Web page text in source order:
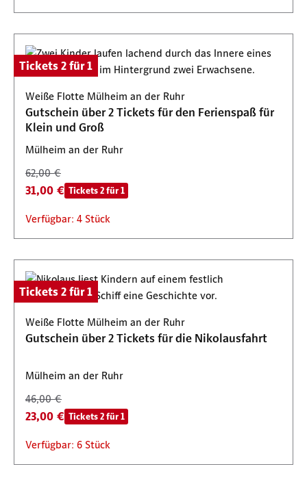
Tickets 2 für 1
Weiße Flotte Mülheim an der Ruhr
Gutschein über 2 Tickets für den Ferienspaß für
Klein und Groß
Mülheim an der Ruhr
62,00 €
31,00 € Tickets 2 für 1
Verfügbar: 4 Stück
Tickets 2 für 1
Weiße Flotte Mülheim an der Ruhr
Gutschein über 2 Tickets für die Nikolausfahrt
Mülheim an der Ruhr
46,00 €
23,00 € Tickets 2 für 1
Verfügbar: 6 Stück